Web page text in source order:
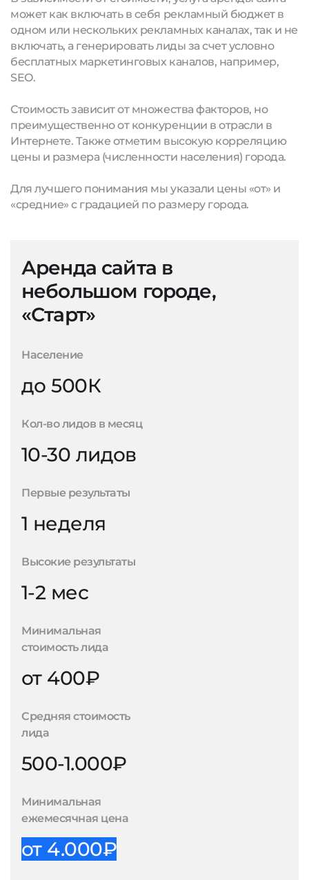
может как включать в себя рекламный бюджет в
одном или нескольких рекламных каналах, так и не
включать, а генерировать лиды за счет условно
бесплатных маркетинговых каналов, например,
SEO.
Стоимость зависит от множества факторов, но
преимущественно от конкуренции в отрасли в
Интернете. Также отметим высокую корреляцию
цены и размера (численности населения) города.
Для лучшего понимания мы указали цены «от» и
«средние» с градацией по размеру города.
Аренда сайта в
небольшом городе,
«Старт»
Население
до 500К
Кол-во лидов в месяц
10-30 лидов
Первые результаты
1 неделя
Высокие результаты
1-2 мес
Минимальная
стоимость лида
от 400₽
Средняя стоимость
лида
500-1.000₽
Минимальная
ежемесячная цена
от 4.000₽